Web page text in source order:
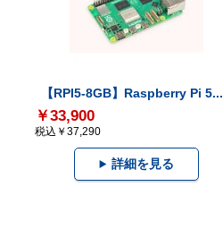
【RPI5-8GB】Raspberry Pi 5...
￥33,900
税込￥37,290
詳細を見る